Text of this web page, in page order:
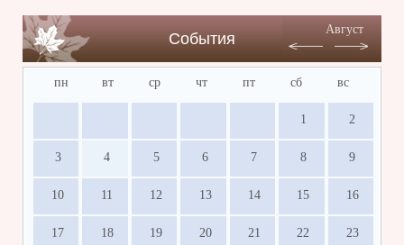
События
Август
пн вт ср чт пт сб вс
1 2
3 4 5 6 7 8 9
10 11 12 13 14 15 16
17 18 19 20 21 22 23